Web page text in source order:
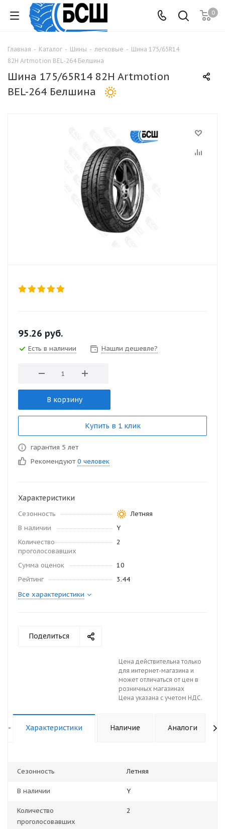
0
Главная - Каталог - Шины - легковые - Шина 175/65R14
82H Artmotion BEL-264 Белшина
Шина 175/65R14 82H Artmotion
BEL-264 Белшина
95.26 руб.
Есть в наличии Нашли дешевле?
В корзину
Купить в 1 клик
гарантия 5 лет
Рекомендуют 0 человек
Характеристики
Сезонность
Летняя
В наличии
Y
Количество
проголосовавших
2
Сумма оценок
10
Рейтинг
3.44
Все характеристики
Поделиться
Цена действительна только
для интернет-магазина и
может отличаться от цен в
розничных магазинах
Цена указана с учетом НДС.
- Характеристики Наличие Аналоги
Сезонность Летняя
В наличии Y
Количество
проголосовавших
2